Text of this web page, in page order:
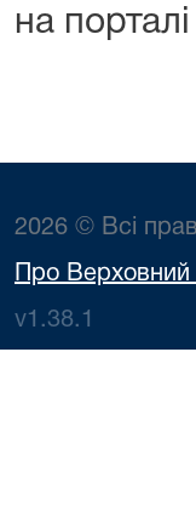
на
2026 © Всі
Про
v1.38.1